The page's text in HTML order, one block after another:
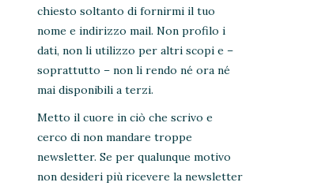
chiesto soltanto di fornirmi il tuo
nome e indirizzo mail. Non profilo i
dati, non li utilizzo per altri scopi e –
soprattutto – non li rendo né ora né
mai disponibili a terzi.
Metto il cuore in ciò che scrivo e
cerco di non mandare troppe
newsletter. Se per qualunque motivo
non desideri più ricevere la newsletter